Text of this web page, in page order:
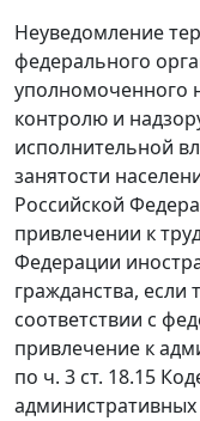
Неуведомление
федерального
уполномоченного
контролю и
исполнительной
занятости
Российской
привлечении к
Федерации
гражданства, если
соответствии с
привлечение к
по ч. 3 ст. 18.15